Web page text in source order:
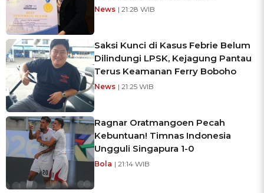
News | 21:28 WIB
Saksi Kunci di Kasus Febrie Belum
Dilindungi LPSK, Kejagung Pantau
Terus Keamanan Ferry Boboho
News | 21:25 WIB
Ragnar Oratmangoen Pecah
Kebuntuan! Timnas Indonesia
Ungguli Singapura 1-0
Bola | 21:14 WIB